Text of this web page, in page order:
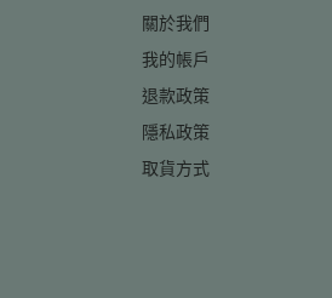
關於我們
我的帳戶
退款政策
隱私政策
取貨方式